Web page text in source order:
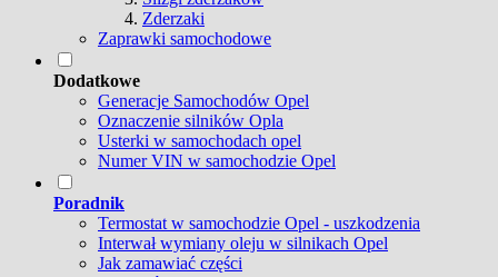
Zderzaki
Zaprawki samochodowe
Dodatkowe
Generacje Samochodów Opel
Oznaczenie silników Opla
Usterki w samochodach opel
Numer VIN w samochodzie Opel
Poradnik
Termostat w samochodzie Opel - uszkodzenia
Interwał wymiany oleju w silnikach Opel
Jak zamawiać części